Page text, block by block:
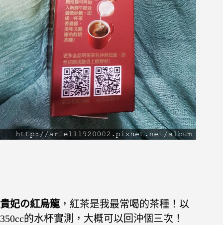
貴妃の紅烏龍，紅茶是我最常喝的茶種！以
350cc的水杯實測，大概可以回沖個三次！